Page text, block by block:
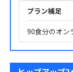
プラン補足
90食分のオン